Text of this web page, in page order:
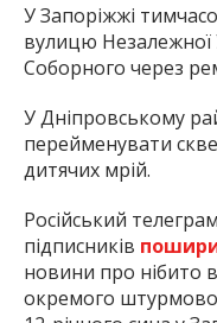
У Запоріжжі
вулицю Незалежної
Соборного через
У Дніпровському
перейменувати
дитячих мрій.
Російський
підписників
новини про нібито
окремого